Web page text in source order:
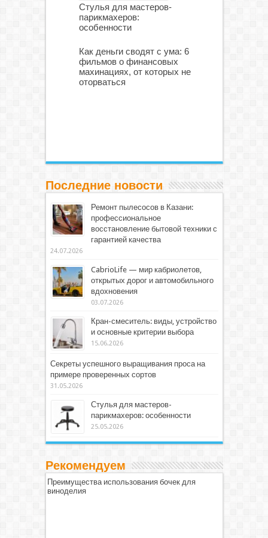
Стулья для мастеров-
парикмахеров:
особенности
Как деньги сводят с ума: 6
фильмов о финансовых
махинациях, от которых не
оторваться
Последние новости
Ремонт пылесосов в Казани:
профессиональное
восстановление бытовой техники с
гарантией качества
24.07.2026
CabrioLife — мир кабриолетов,
открытых дорог и автомобильного
вдохновения
03.07.2026
Кран-смеситель: виды, устройство
и основные критерии выбора
15.06.2026
Секреты успешного выращивания проса на
примере проверенных сортов
31.05.2026
Стулья для мастеров-
парикмахеров: особенности
25.05.2026
Рекомендуем
Преимущества использования бочек для
виноделия